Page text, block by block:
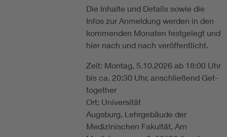
Die Inhalte und Details sowie die
Infos zur Anmeldung werden in den
kommenden Monaten festgelegt und
hier nach und nach veröffentlicht.
Zeit: Montag, 5.10.2026 ab 18:00 Uhr
bis ca. 20:30 Uhr, anschließend Get-
together
Ort: Universität
Augsburg, Lehrgebäude der
Medizinischen Fakultät, Am